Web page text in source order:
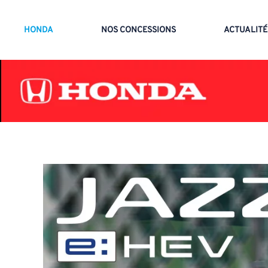
HONDA NOS CONCESSIONS